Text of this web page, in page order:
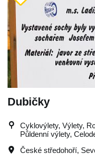
Dubičky
Cyklovýlety, Výlety,
Půldenní výlety,
České středohoří,